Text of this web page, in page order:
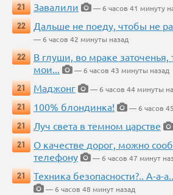
21
Завалили
— 6 часов 41 минуту
22
Дальше не поеду, чтобы не
— 6 часов 42 минуты назад
22
В глуши, во мраке заточенья,
мои...
— 6 часов 43 минуты назад
21
Маджонг
— 6 часов 44 минуты
21
100% блондинка!
— 6 часов
21
Луч света в темном царстве
21
О качестве дорог, можно
телефону
— 6 часов 47 минут
21
Техника безопасности?.. А-а-
— 6 часов 48 минут назад